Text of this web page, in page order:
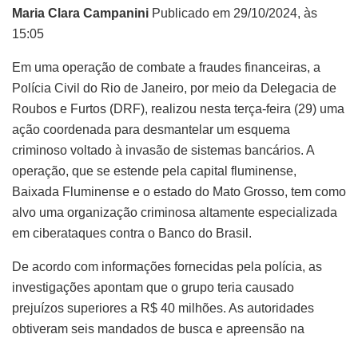
Maria Clara Campanini Publicado em 29/10/2024, às
15:05
Em uma operação de combate a fraudes financeiras, a
Polícia Civil do Rio de Janeiro, por meio da Delegacia de
Roubos e Furtos (DRF), realizou nesta terça-feira (29) uma
ação coordenada para desmantelar um esquema
criminoso voltado à invasão de sistemas bancários. A
operação, que se estende pela capital fluminense,
Baixada Fluminense e o estado do Mato Grosso, tem como
alvo uma organização criminosa altamente especializada
em ciberataques contra o Banco do Brasil.
De acordo com informações fornecidas pela polícia, as
investigações apontam que o grupo teria causado
prejuízos superiores a R$ 40 milhões. As autoridades
obtiveram seis mandados de busca e apreensão na